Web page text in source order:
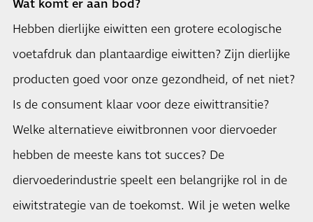
Wat komt er aan bod?
Hebben dierlijke eiwitten een grotere ecologische
voetafdruk dan plantaardige eiwitten? Zijn dierlijke
producten goed voor onze gezondheid, of net niet?
Is de consument klaar voor deze eiwittransitie?
Welke alternatieve eiwitbronnen voor diervoeder
hebben de meeste kans tot succes? De
diervoederindustrie speelt een belangrijke rol in de
eiwitstrategie van de toekomst. Wil je weten welke